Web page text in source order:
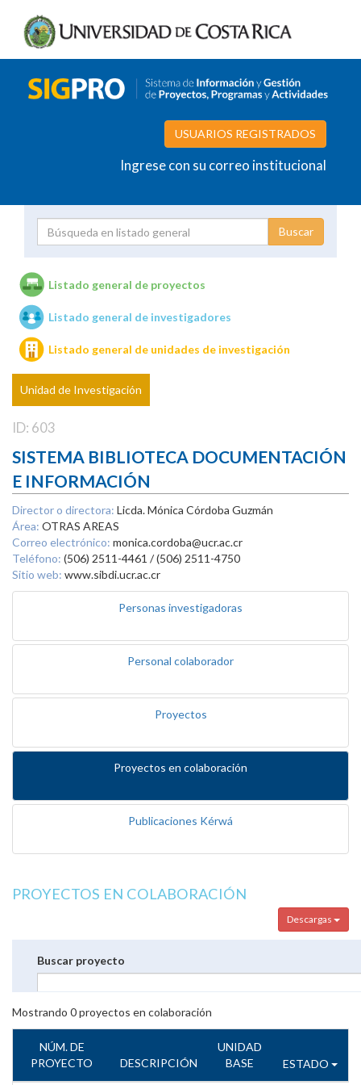
USUARIOS REGISTRADOS
Ingrese con su correo institucional
Unidades de investigación
Listado general de proyectos
Listado general de investigadores
Listado general de unidades de investigación
Unidad de Investigación
ID: 603
SISTEMA BIBLIOTECA DOCUMENTACIÓN
E INFORMACIÓN
Director o directora: Licda. Mónica Córdoba Guzmán
Área: OTRAS AREAS
Correo electrónico: monica.cordoba@ucr.ac.cr
Teléfono: (506) 2511-4461 / (506) 2511-4750
Sitio web: www.sibdi.ucr.ac.cr
Personas investigadoras
Personal colaborador
Proyectos
Proyectos en colaboración
Publicaciones Kérwá
PROYECTOS EN COLABORACIÓN
Descargas
Buscar proyecto
Mostrando 0proyectos en colaboración
NÚM. DE
PROYECTO
DESCRIPCIÓN
UNIDAD
BASE
ESTADO